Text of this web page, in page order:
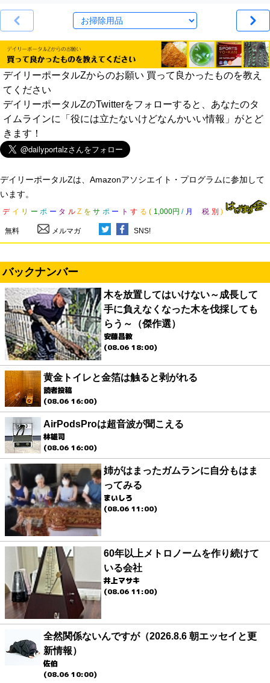
デイリーポータルZからのお願い 買って良かったものを教え
てください
デイリーポータルZのTwitterをフォローすると、あなたのタ
イムラインに「役には立たないけどなんかいい情報」がとど
きます！
デイリーポータルZは、Amazonアソシエイト・プログラムに参加して
います。
デ イ リ ー ポ ー タ ル Z を サ ポ ー ト す る ( 1,000円 / 月 税 別 )
無料 メルマガ SNS!
バックナンバー
木を放置してはいけない～成長して
手に負えなくなった木を伐採しても
らう～（傑作選）
安藤昌教
(08.06 18:00)
黄金トイレと金箔は触ると剥がれる
読者投稿
(08.06 16:00)
AirPodsProは超音波が聞こえる
林雄司
(08.06 16:00)
姉がはまったガムランに自分もはま
ってみる
まいしろ
(08.06 11:00)
60年以上メトロノームを作り続けて
いる会社
井上マサキ
(08.06 11:00)
全然関係ないんですが（2026.8.6 朝エッセイと更
新情報）
佐伯
(08.06 10:00)